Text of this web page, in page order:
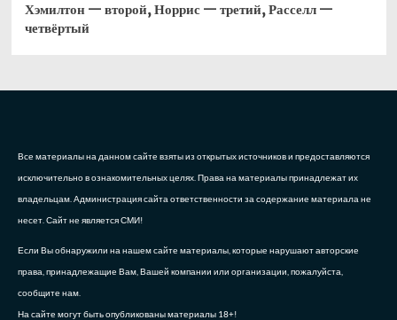
Хэмилтон — второй, Норрис — третий, Расселл —
четвёртый
Все материалы на данном сайте взяты из открытых источников и предоставляются
исключительно в ознакомительных целях. Права на материалы принадлежат их
владельцам. Администрация сайта ответственности за содержание материала не
несет. Сайт не является СМИ!
Если Вы обнаружили на нашем сайте материалы, которые нарушают авторские
права, принадлежащие Вам, Вашей компании или организации, пожалуйста,
сообщите нам.
На сайте могут быть опубликованы материалы 18+!